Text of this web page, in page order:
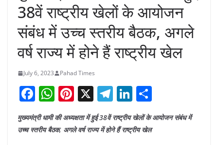
38वें राष्ट्रीय खेलों के आयोजन
संबंध में उच्च स्तरीय बैठक, अगले
वर्ष राज्य में होने हैं राष्ट्रीय खेल
July 6, 2023 Pahad Times
F
a
c
W
h
at
Pi
nt
er
X T
el
e
Li
n
k ar
मुख्यमंत्री धामी की अध्यक्षता में हुई 38वें राष्ट्रीय खेलों के आयोजन संबंध में
उच्च स्तरीय बैठक, अगले वर्ष राज्य में होने हैं राष्ट्रीय खेल